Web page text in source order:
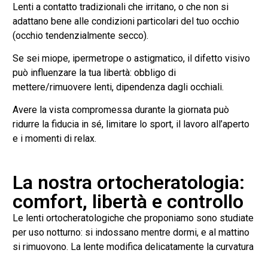
Lenti a contatto tradizionali che irritano, o che non si
adattano bene alle condizioni particolari del tuo occhio
(occhio tendenzialmente secco).
Se sei miope, ipermetrope o astigmatico, il difetto visivo
può influenzare la tua libertà: obbligo di
mettere/rimuovere lenti, dipendenza dagli occhiali.
Avere la vista compromessa durante la giornata può
ridurre la fiducia in sé, limitare lo sport, il lavoro all’aperto
e i momenti di relax.
La nostra ortocheratologia:
comfort, libertà e controllo
Le lenti ortocheratologiche che proponiamo sono studiate
per uso notturno: si indossano mentre dormi, e al mattino
si rimuovono. La lente modifica delicatamente la curvatura